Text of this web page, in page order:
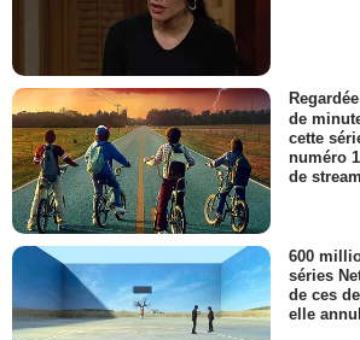
de
cette
numéro
de
600
séries
de ces
elle